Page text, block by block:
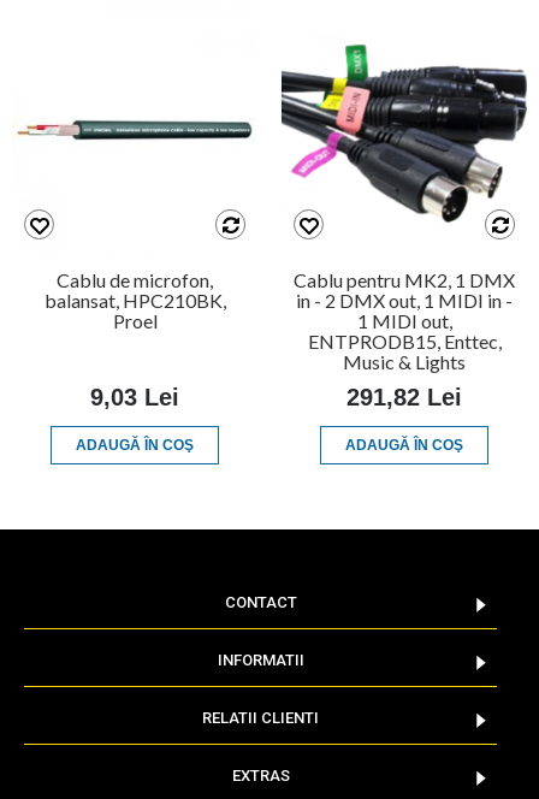
Cablu de microfon,
balansat, HPC210BK,
Proel
9,03 Lei
ADAUGĂ ÎN COŞ
Cablu pentru MK2, 1 DMX
in - 2 DMX out, 1 MIDI in -
1 MIDI out,
ENTPRODB15, Enttec,
Music & Lights
291,82 Lei
ADAUGĂ ÎN COŞ
CONTACT
INFORMATII
RELATII CLIENTI
EXTRAS